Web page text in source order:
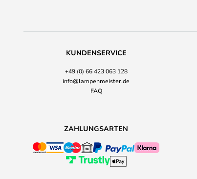
KUNDENSERVICE
+49 (0) 66 423 063 128
info@lampenmeister.de
FAQ
ZAHLUNGSARTEN